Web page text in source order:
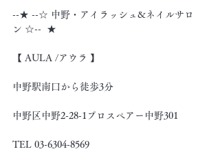
--★ --☆ 中野・アイラッシュ&ネイルサロ
ン ☆--  ★
【 AULA /アウラ 】
中野駅南口から徒歩3分
中野区中野2-28-1プロスペアー中野301
TEL 03-6304-8569